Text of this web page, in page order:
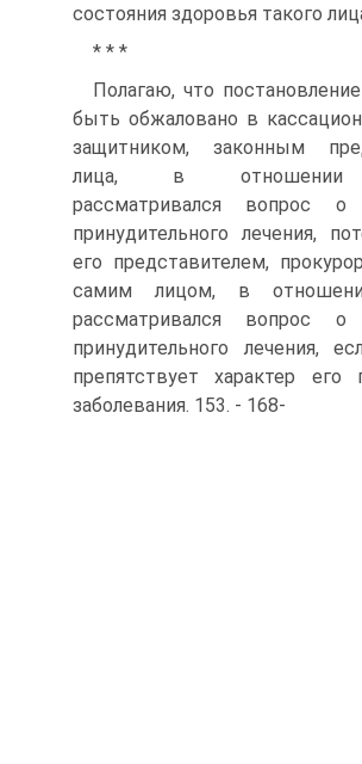
состояния здоровья такого
* * *
Полагаю, что
быть обжаловано в
защитником, законным
лица, в отношении
рассматривался вопрос о
принудительного лечения,
его представителем,
самим лицом, в
рассматривался вопрос о
принудительного лечения,
препятствует характер его
заболевания. 153. - 168-